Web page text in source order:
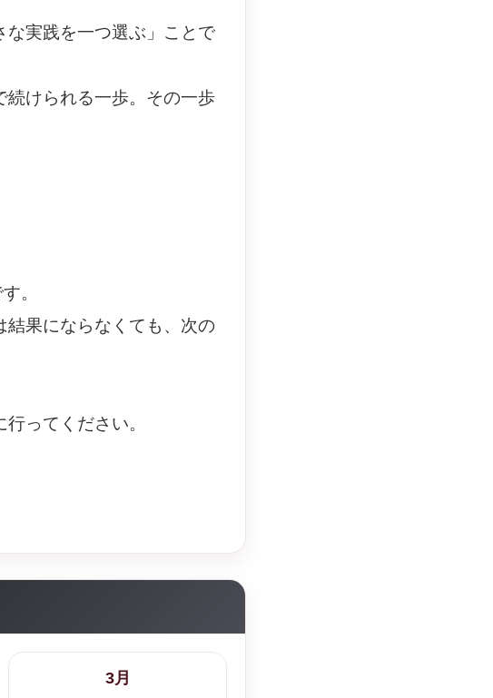
な実践を一つ選ぶ」ことで
続けられる一歩。その一歩
。
結果にならなくても、次の
ってください。
3月